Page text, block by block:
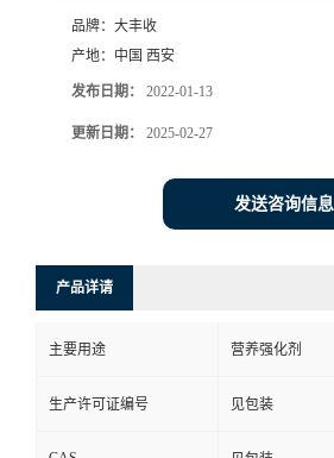
品牌： 大丰收
产地： 中国 西安
发布日期： 2022-01-13
更新日期： 2025-02-27
发送咨询信息
产品详请
主要用途 营养强化剂
生产许可证编号 见包装